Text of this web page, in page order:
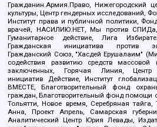
Гражданин.Армия.Право, Нижегородский
культуры, Центр гендерных исследований,
Институт права и публичной политики,
врачей, НАСИЛИЮ.НЕТ, Мы против СПИДа,
Гуманитарное действие, Лига
Гражданская инициатива против
Гражданский Союз, "Хасдей Ерушалаим"
содействия развитию средств
заключенных, Горячая Линия, Центр
инициатив Действие, Институт
ВМЕСТЕ, Благотворительный фонд
граждан, Благотворительный фонд
Тольятти, Новое время, Серебряная тайга,
Анна, Проект Апрель, Самарская
Аналитический Центр Юрия Левады,